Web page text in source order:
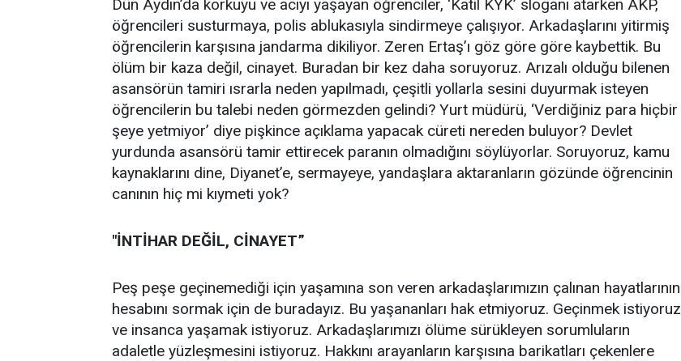
Dün Aydın’da korkuyu ve acıyı yaşayan öğrenciler, ‘Katil KYK’ sloganı atarken AKP,
öğrencileri susturmaya, polis ablukasıyla sindirmeye çalışıyor. Arkadaşlarını yitirmiş
öğrencilerin karşısına jandarma dikiliyor. Zeren Ertaş’ı göz göre göre kaybettik. Bu
ölüm bir kaza değil, cinayet. Buradan bir kez daha soruyoruz. Arızalı olduğu bilenen
asansörün tamiri ısrarla neden yapılmadı, çeşitli yollarla sesini duyurmak isteyen
öğrencilerin bu talebi neden görmezden gelindi? Yurt müdürü, ‘Verdiğiniz para hiçbir
şeye yetmiyor’ diye pişkince açıklama yapacak cüreti nereden buluyor? Devlet
yurdunda asansörü tamir ettirecek paranın olmadığını söylüyorlar. Soruyoruz, kamu
kaynaklarını dine, Diyanet’e, sermayeye, yandaşlara aktaranların gözünde öğrencinin
canının hiç mi kıymeti yok?
"İNTİHAR DEĞİL, CİNAYET”
Peş peşe geçinemediği için yaşamına son veren arkadaşlarımızın çalınan hayatlarının
hesabını sormak için de buradayız. Bu yaşananları hak etmiyoruz. Geçinmek istiyoruz
ve insanca yaşamak istiyoruz. Arkadaşlarımızı ölüme sürükleyen sorumluların
adaletle yüzleşmesini istiyoruz. Hakkını arayanların karşısına barikatları çekenlere